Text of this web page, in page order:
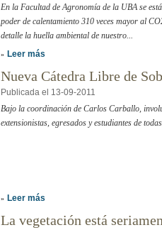
En la Facultad de Agronomía de la UBA se
poder de calentamiento 310 veces mayor al
detalle la huella ambiental de nuestro...
» Leer más
Nueva Cátedra Libre de
Publicada el 13-09-2011
Bajo la coordinación de Carlos Carballo,
extensionistas, egresados y estudiantes de
» Leer más
La vegetación está